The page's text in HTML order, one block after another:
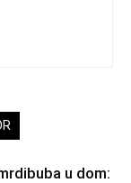
u dom: